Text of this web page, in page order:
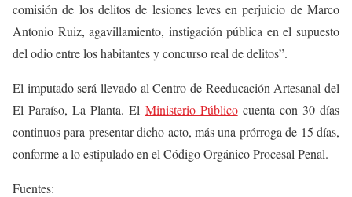
comisión de los delitos de lesiones leves en perjuicio de Marco
Antonio Ruiz, agavillamiento, instigación pública en el supuesto
del odio entre los habitantes y concurso real de delitos”.
El imputado será llevado al Centro de Reeducación Artesanal del
El Paraíso, La Planta. El Ministerio Públicocuenta con 30 días
continuos para presentar dicho acto, más una prórroga de 15 días,
conforme a lo estipulado en el Código Orgánico Procesal Penal.
Fuentes: